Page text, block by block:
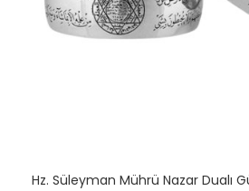
4 MM KLASİK GÜMÜŞ ALYANS